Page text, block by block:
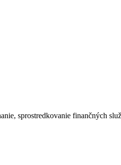
sprostredkovanie finančných